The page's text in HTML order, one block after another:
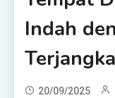
Indah
20/09/2025